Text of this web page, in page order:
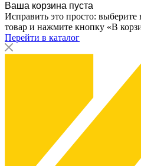
Ваша корзина пуста
Исправить это просто:
товар и нажмите кнопку «В
Перейти в каталог